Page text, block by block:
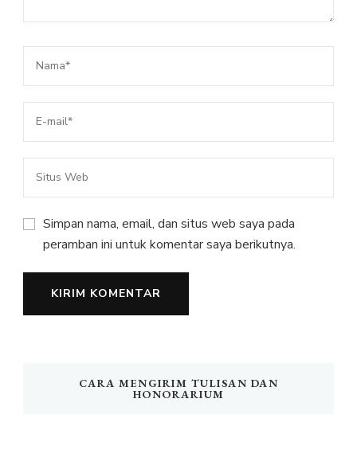
Simpan nama, email, dan situs web saya pada
peramban ini untuk komentar saya berikutnya.
CARA MENGIRIM TULISAN DAN
HONORARIUM